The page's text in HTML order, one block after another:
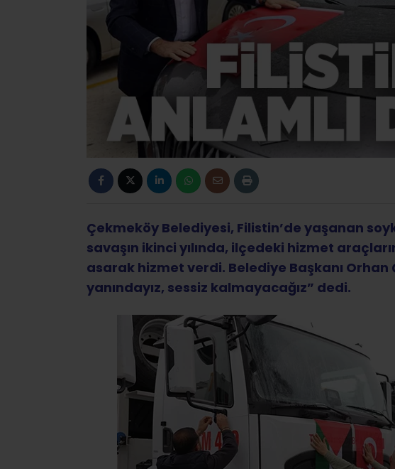
Çekmeköy Belediyesi, Filistin’de yaşanan
savaşın ikinci yılında, ilçedeki hizmet
asarak hizmet verdi. Belediye Başkanı Orhan
yanındayız, sessiz kalmayacağız” dedi.